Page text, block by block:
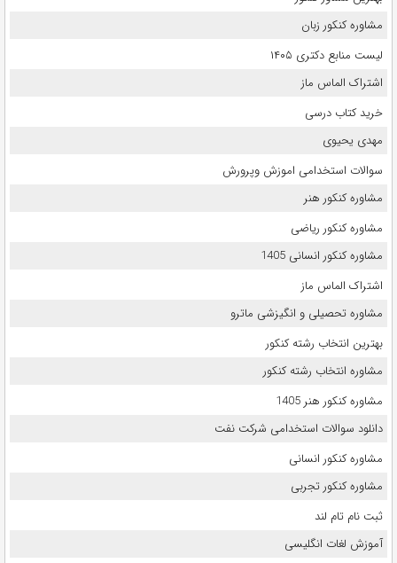
مشاوره کنکور زبان
لیست منابع دکتری ۱۴۰۵
اشتراک الماس ماز
خرید کتاب درسی
مهدی یحیوی
سوالات استخدامی اموزش وپرورش
مشاوره کنکور هنر
مشاوره کنکور ریاضی
مشاوره کنکور انسانی 1405
اشتراک الماس ماز
مشاوره تحصیلی و انگیزشی ماترو
بهترین انتخاب رشته کنکور
مشاوره انتخاب رشته کنکور
مشاوره کنکور هنر 1405
دانلود سوالات استخدامی شرکت نفت
مشاوره کنکور انسانی
مشاوره کنکور تجربی
ثبت نام تام لند
آموزش لغات انگلیسی